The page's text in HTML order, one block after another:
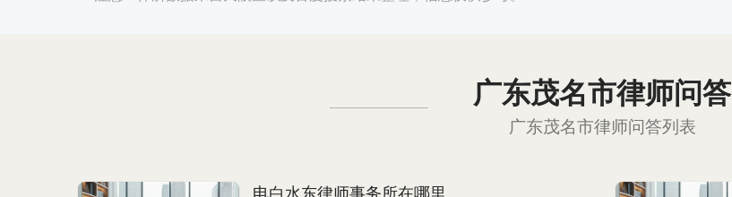
广东茂名市律师问答
广东茂名市律师问答列表
电白水东律师事务所在哪里